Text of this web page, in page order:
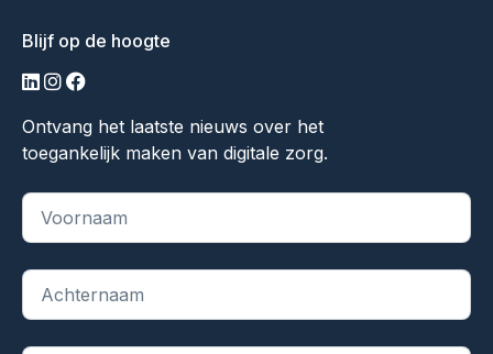
Blijf op de hoogte
linkedin
instagram
facebook
Ontvang het laatste nieuws over het
toegankelijk maken van digitale zorg.
"*" geeft vereiste velden aan